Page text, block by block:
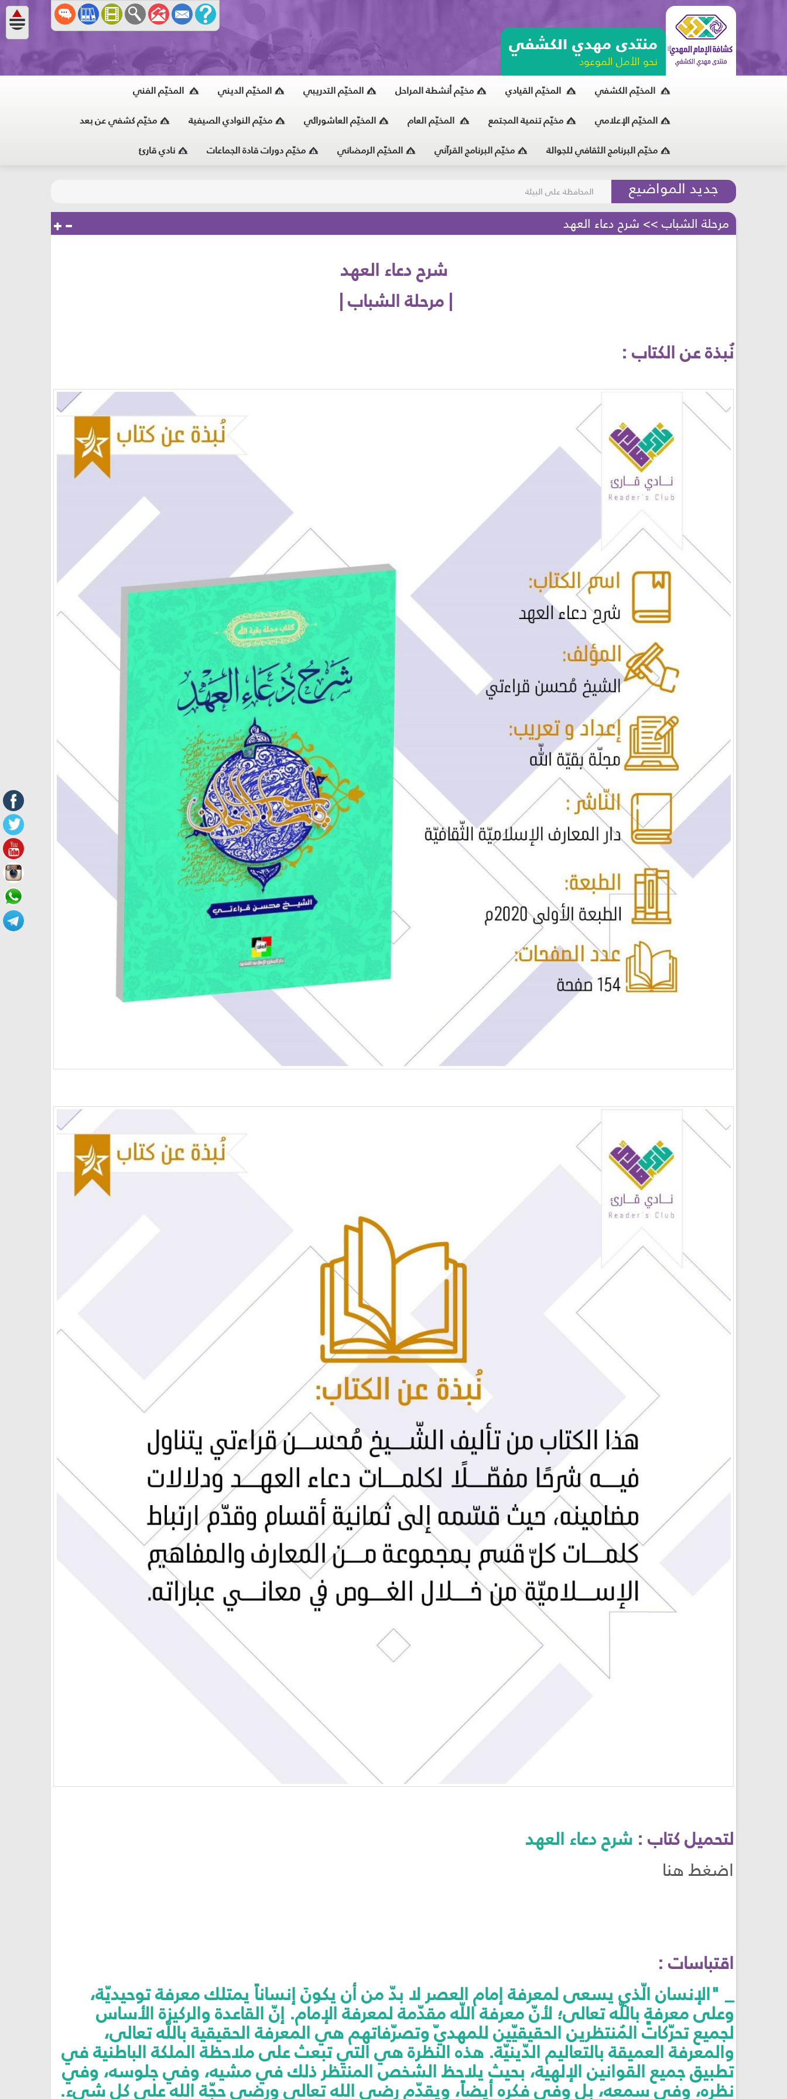
منتدى مهدي الكشفي
نحو الأمل الموعود
المخيّم الكشفي المخيّم القيادي مخيّم أنشطة المراحل المخيّم التدريبي المخيّم الديني المخيّم الفني
المخيّم الإعلامي مخيّم تنمية المجتمع المخيّم العام المخيّم العاشورائي مخيّم النوادي الصيفية مخيّم كشفي عن بعد
مخيّم البرنامج الثقافي للجوالة مخيّم البرنامج القرآني المخيّم الرمضاني مخيّم دورات قادة الجماعات نادي قارئ
جديد المواضيع
مسابقة الركب الحسينيّ
المحافظة على البيئة
مرحلة الشباب >> شرح دعاء العهد
شرح دعاء العهد
| مرحلة الشباب |
نُبذة عن الكتاب :
لتحميل كتاب : شرح دعاء العهد
اضغط هنا
اقتباسات :
_ "الإنسان الّذي يسعى لمعرفة إمام العصر لا بدّ من أن يكونَ إنساناً يمتلك معرفة توحيديّة،
وعلى معرفةٍ باللّه تعالى؛ لأنّ معرفة اللّه مقدّمة لمعرفة الإمام. إنّ القاعدة والركيزة الأساس
لجميع تحرّكات المُنتظرين الحقيقيّين للمهديّ وتصرّفاتهم هي المعرفة الحقيقية باللّه تعالى،
والمعرفة العميقة بالتعاليم الدّينيّة. هذه النظرة هي التي تبعث على ملاحظة الملكة الباطنية في
تطبيق جميع القوانين الإلهية، بحيث يلاحظ الشخص المنتظر ذلك في مشيه، وفي جلوسه، وفي
نظره، وفي سمعه، بل وفي فكره أيضاً، ويقدّم رضى الله تعالى ورضى حجّة الله على كل شيء.